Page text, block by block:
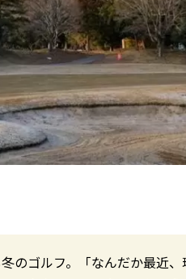
のゴルフ。「なんだか最近